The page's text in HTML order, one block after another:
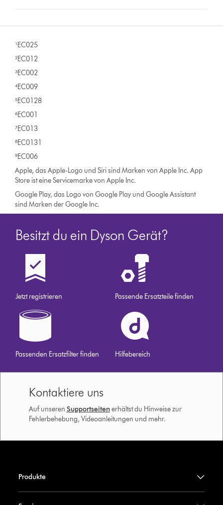
¹EC025
²EC012
³EC002
⁴EC009
⁵EC0128
⁶EC001
⁷EC013
⁸EC0131
⁹EC006
Apple, das Apple-Logo und Siri sind Marken von Apple Inc. App
Store ist eine Servicemarke von Apple Inc.
Google Play, das Logo von Google Play und Google Assistant
sind Marken der Google Inc.
Besitzt du ein Dyson Gerät?
Jetzt registrieren Passende Ersatzteile finden
Passenden Ersatzfilter finden Hilfebereich
Kontaktiere uns
Auf unseren Supportseiten erhältst du Hinweise zur
Fehlerbehebung, Videoanleitungen und mehr.
Produkte